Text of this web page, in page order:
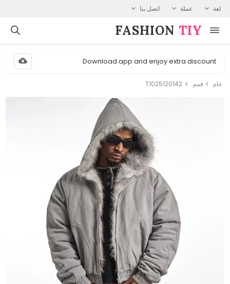
لغة عملة اتصل بنا
FASHION⁠ TIY
Download app and enjoy extra discount
عام قمم T1025120142